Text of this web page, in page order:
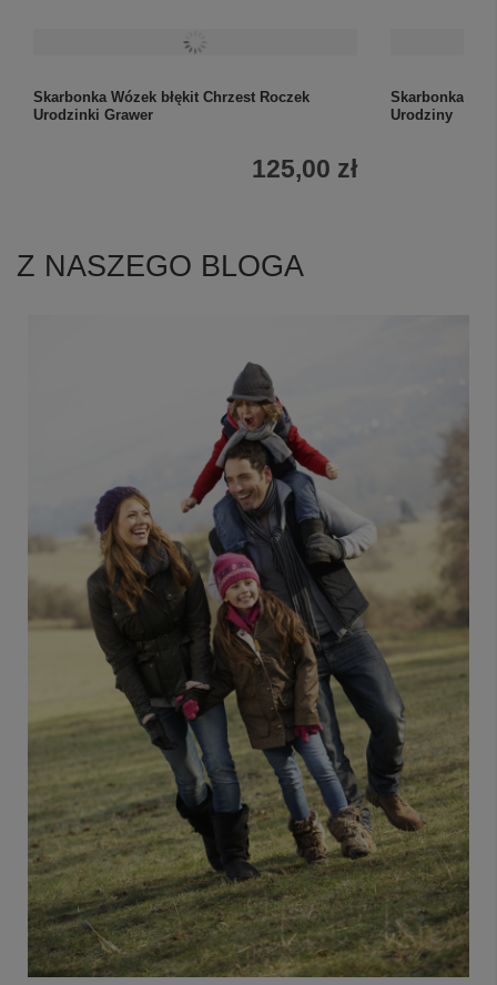
Skarbonka Wózek błękit Chrzest Roczek
Urodzinki Grawer
125,00 zł
Skarbonka
Urodziny
Z NASZEGO BLOGA